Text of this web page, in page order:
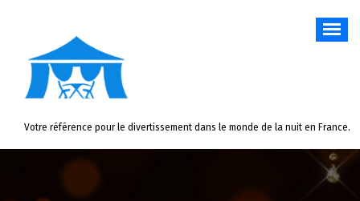
Votre référence pour le divertissement dans le monde de la nuit en France.